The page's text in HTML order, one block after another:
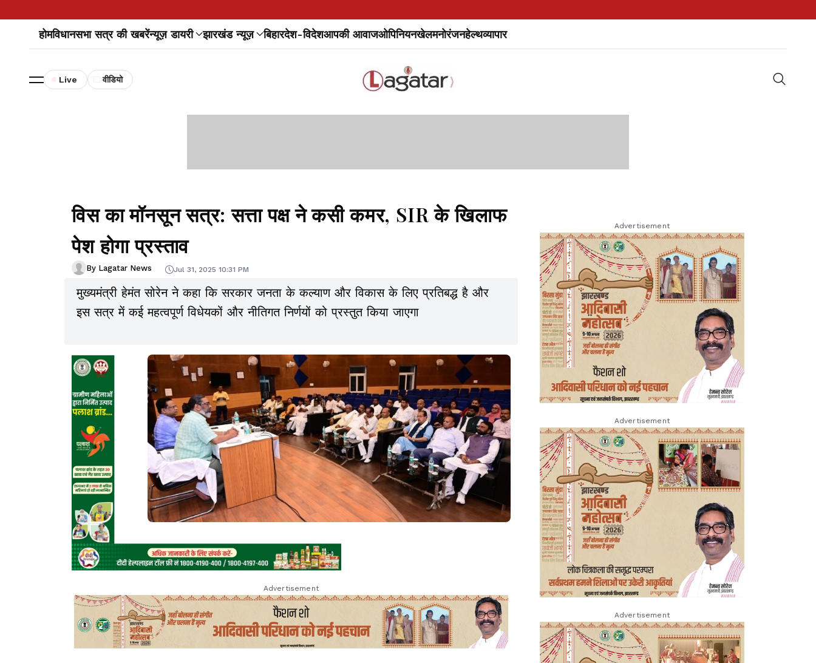
होमविधानसभा सत्र की खबरेंन्यूज़ डायरी झारखंड न्यूज़ बिहारदेश-विदेशआपकी आवाजओपिनियनखेलमनोरंजनहेल्थव्यापार
Live वीडियो
विस का मॉनसून सत्र: सत्ता पक्ष ने कसी कमर, SIR के खिलाफ
पेश होगा प्रस्ताव
By Lagatar News Jul 31, 2025 10:31 PM
मुख्यमंत्री हेमंत सोरेन ने कहा कि सरकार जनता के कल्याण और विकास के लिए प्रतिबद्ध है और
इस सत्र में कई महत्वपूर्ण विधेयकों और नीतिगत निर्णयों को प्रस्तुत किया जाएगा
Advertisement
Advertisement
Advertisement
Advertisement